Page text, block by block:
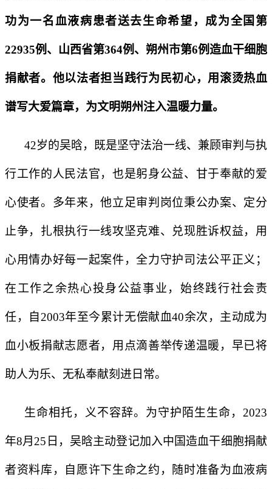
功为一名血液病患者送去生命希望，成为全国第
22935例、山西省第364例、朔州市第6例造血干细胞
捐献者。他以法者担当践行为民初心，用滚烫热血
谱写大爱篇章，为文明朔州注入温暖力量。
42岁的吴晗，既是坚守法治一线、兼顾审判与执
行工作的人民法官，也是躬身公益、甘于奉献的爱
心使者。多年来，他立足审判岗位秉公办案、定分
止争，扎根执行一线攻坚克难、兑现胜诉权益，用
心用情办好每一起案件，全力守护司法公平正义；
在工作之余热心投身公益事业，始终践行社会责
任，自2003年至今累计无偿献血40余次，主动成为
血小板捐献志愿者，用点滴善举传递温暖，早已将
助人为乐、无私奉献刻进日常。
生命相托，义不容辞。为守护陌生生命，2023
年8月25日，吴晗主动登记加入中国造血干细胞捐献
者资料库，自愿许下生命之约，随时准备为血液病